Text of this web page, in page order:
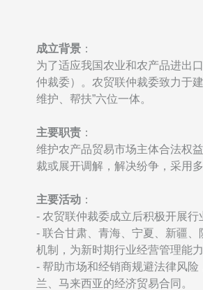
成立背景 ：
为了适应我国农业和农产品进出
仲裁委）。农贸联仲裁委致力于
维护、帮扶”六位一体。
主要职责 ：
维护农产品贸易市场主体合法权
裁或展开调解，解决纷争，采用
主要活动 ：
- 农贸联仲裁委成立后积极开展行
- 联合甘肃、青海、宁夏、新疆
机制，为新时期行业经营管理能
- 帮助市场和经销商规避法律风
兰、马来西亚的经济贸易合同。